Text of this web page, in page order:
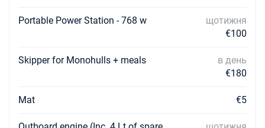
Portable Power Station - 768 w
щотижня
€100
Skipper for Monohulls + meals
в день
€180
Mat €5